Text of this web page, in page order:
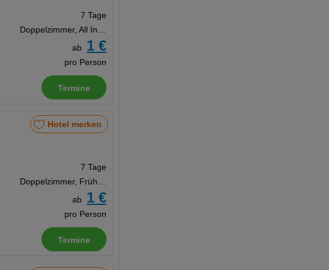
7 Tage
Doppelzimmer, All Inclusive
ab
1 €
pro Person
Termine
Hotel merken
7 Tage
Doppelzimmer, Frühstück
ab
1 €
pro Person
Termine